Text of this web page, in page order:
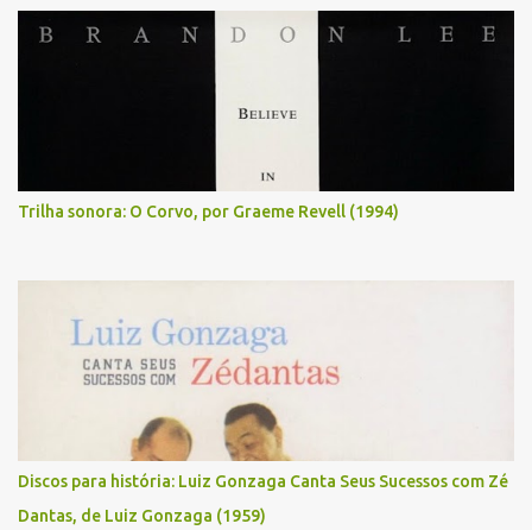
Trilha sonora: O Corvo, por Graeme Revell (1994)
Discos para história: Luiz Gonzaga Canta Seus Sucessos com Zé
Dantas, de Luiz Gonzaga (1959)